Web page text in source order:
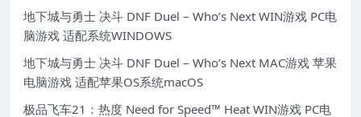
地下城与勇士 决斗 DNF Duel – Who’s Next WIN游戏 PC电
脑游戏 适配系统WINDOWS
地下城与勇士 决斗 DNF Duel – Who’s Next MAC游戏 苹果
电脑游戏 适配苹果OS系统macOS
极品飞车21：热度 Need for Speed™ Heat WIN游戏 PC电